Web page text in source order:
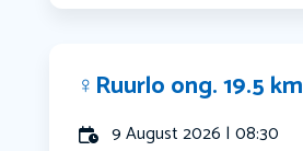
‍♀️Ruurlo ong. 19.5 km
9 August 2026 | 08:30